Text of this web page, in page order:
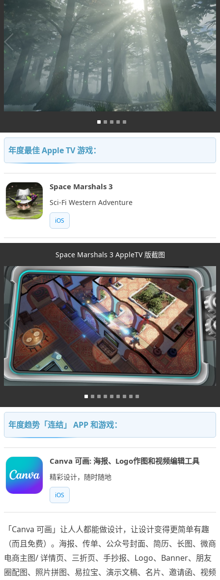
年度最佳 Apple TV 游戏：
Space Marshals 3
Sci-Fi Western Adventure
iOS
Space Marshals 3 AppleTV 版截图
年度趋势「连结」 APP 和游戏：
Canva 可画: 海报、Logo作图和视频编辑工具
精彩设计，随时随地
iOS
「Canva 可画」让人人都能做设计，让设计变得更简单有趣
（而且免费）。海报、传单、公众号封面、简历、长图、微商
电商主图/ 详情页、三折页、手抄报、Logo、Banner、朋友
圈配图、照片拼图、易拉宝、演示文稿、名片、邀请函、视频